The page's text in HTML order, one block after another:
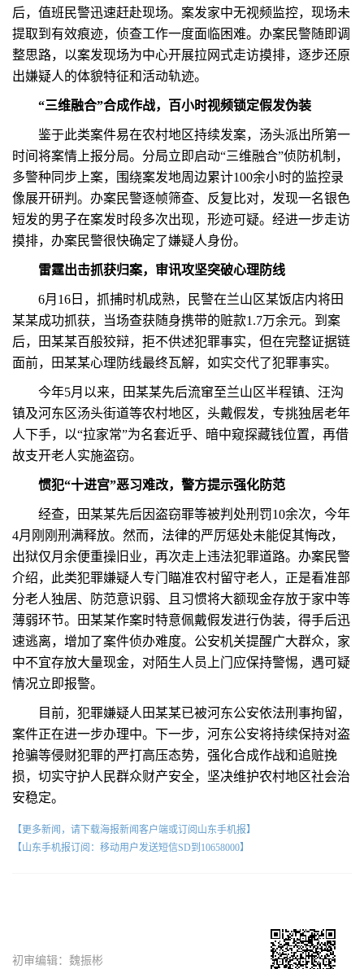
后，值班民警迅速赶赴现场。案发家中无视频监控，现场未
提取到有效痕迹，侦查工作一度面临困难。办案民警随即调
整思路，以案发现场为中心开展拉网式走访摸排，逐步还原
出嫌疑人的体貌特征和活动轨迹。
“三维融合”合成作战，百小时视频锁定假发伪装
鉴于此类案件易在农村地区持续发案，汤头派出所第一
时间将案情上报分局。分局立即启动“三维融合”侦防机制，
多警种同步上案，围绕案发地周边累计100余小时的监控录
像展开研判。办案民警逐帧筛查、反复比对，发现一名银色
短发的男子在案发时段多次出现，形迹可疑。经进一步走访
摸排，办案民警很快确定了嫌疑人身份。
雷霆出击抓获归案，审讯攻坚突破心理防线
6月16日，抓捕时机成熟，民警在兰山区某饭店内将田
某某成功抓获，当场查获随身携带的赃款1.7万余元。到案
后，田某某百般狡辩，拒不供述犯罪事实，但在完整证据链
面前，田某某心理防线最终瓦解，如实交代了犯罪事实。
今年5月以来，田某某先后流窜至兰山区半程镇、汪沟
镇及河东区汤头街道等农村地区，头戴假发，专挑独居老年
人下手，以“拉家常”为名套近乎、暗中窥探藏钱位置，再借
故支开老人实施盗窃。
惯犯“十进宫”恶习难改，警方提示强化防范
经查，田某某先后因盗窃罪等被判处刑罚10余次，今年
4月刚刚刑满释放。然而，法律的严厉惩处未能促其悔改，
出狱仅月余便重操旧业，再次走上违法犯罪道路。办案民警
介绍，此类犯罪嫌疑人专门瞄准农村留守老人，正是看准部
分老人独居、防范意识弱、且习惯将大额现金存放于家中等
薄弱环节。田某某作案时特意佩戴假发进行伪装，得手后迅
速逃离，增加了案件侦办难度。公安机关提醒广大群众，家
中不宜存放大量现金，对陌生人员上门应保持警惕，遇可疑
情况立即报警。
目前，犯罪嫌疑人田某某已被河东公安依法刑事拘留，
案件正在进一步办理中。下一步，河东公安将持续保持对盗
抢骗等侵财犯罪的严打高压态势，强化合成作战和追赃挽
损，切实守护人民群众财产安全，坚决维护农村地区社会治
安稳定。
【更多新闻，请下载海报新闻客户端或订阅山东手机报】
【山东手机报订阅：移动用户发送短信SD到10658000】
初审编辑：魏振彬